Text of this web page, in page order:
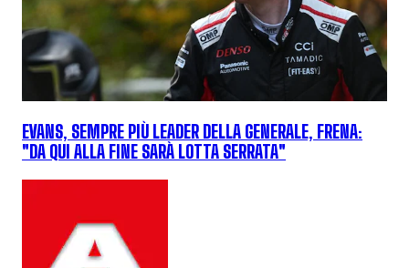
EVANS, SEMPRE PIÙ LEADER DELLA GENERALE, FRENA:
"DA QUI ALLA FINE SARÀ LOTTA SERRATA"